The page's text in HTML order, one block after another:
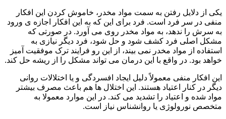
یکی از دلایل رفتن به سمت مواد مخدر، خاموش کردن این افکار
منفی در سر فرد است. فرد برای این که به این افکار اجازه ی ورود
به سرش را ندهد، به مواد مخدر روی می آورد. در صورتی که
مشکل اصلی فرد کشف شود و حل شود، فرد دیگر نیازی به
استفاده از مواد مخدر نمی بیند، از این رو فرایند ترک موفقیت آمیز
خواهد بود. در واقع با این درمان می تواند مشکل را از ریشه حل کند.
این افکار منفی معمولاً دلیل ایجاد افسردگی و یا اختلالات روانی
دیگر در کنار اعتیاد هستند. این اختلال ها هم باعث مصرف بیشتر
مواد شده و اعتیاد را تشدید می کند. در این موارد معمولا به
متخصص نورولوژی یا روانشناس نیاز است.